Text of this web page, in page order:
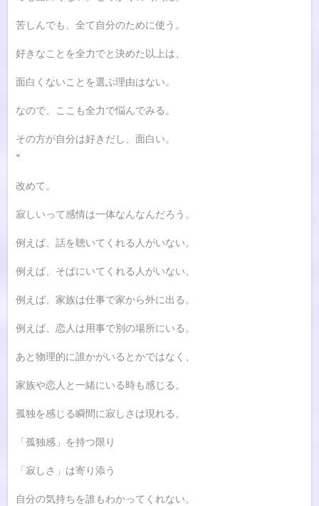
苦しんでも、全て自分のために使う。
好きなことを全力でと決めた以上は、
面白くないことを選ぶ理由はない。
なので、ここも全力で悩んでみる。
その方が自分は好きだし、面白い。
*
改めて。
寂しいって感情は一体なんなんだろう。
例えば、話を聴いてくれる人がいない。
例えば、そばにいてくれる人がいない。
例えば、家族は仕事で家から外に出る。
例えば、恋人は用事で別の場所にいる。
あと物理的に誰かがいるとかではなく、
家族や恋人と一緒にいる時も感じる。
孤独を感じる瞬間に寂しさは現れる。
「孤独感」を持つ限り
「寂しさ」は寄り添う
自分の気持ちを誰もわかってくれない。